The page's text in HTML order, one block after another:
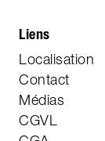
Liens
Localisation
Contact
Médias
CGVL